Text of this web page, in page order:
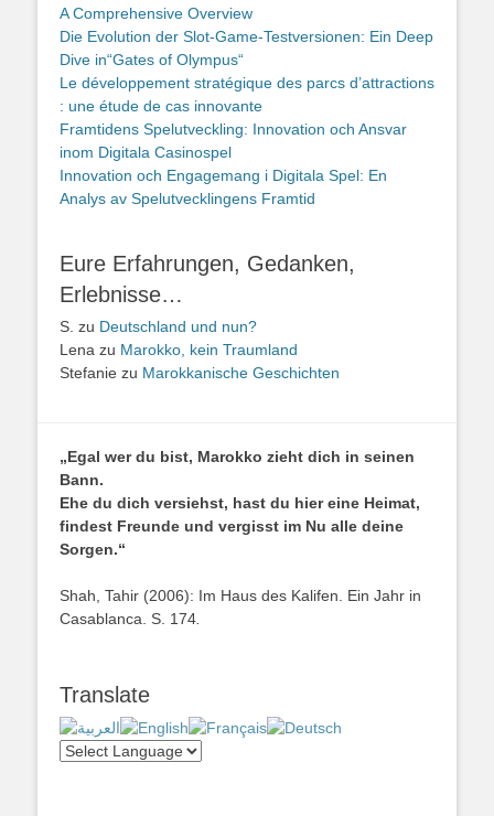
A Comprehensive Overview
Die Evolution der Slot-Game-Testversionen: Ein Deep
Dive in“Gates of Olympus“
Le développement stratégique des parcs d’attractions
: une étude de cas innovante
Framtidens Spelutveckling: Innovation och Ansvar
inom Digitala Casinospel
Innovation och Engagemang i Digitala Spel: En
Analys av Spelutvecklingens Framtid
Eure Erfahrungen, Gedanken,
Erlebnisse…
S. zu Deutschland und nun?
Lena zu Marokko, kein Traumland
Stefanie zu Marokkanische Geschichten
„Egal wer du bist, Marokko zieht dich in seinen
Bann.
Ehe du dich versiehst, hast du hier eine Heimat,
findest Freunde und vergisst im Nu alle deine
Sorgen.“
Shah, Tahir (2006): Im Haus des Kalifen. Ein Jahr in
Casablanca. S. 174
Translate